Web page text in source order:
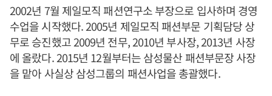
2002년 7월 제일모직 패션연구소 부장으로 입사하며 경영
수업을 시작했다. 2005년 제일모직 패션부문 기획담당 상
무로 승진했고 2009년 전무, 2010년 부사장, 2013년 사장
에 올랐다. 2015년 12월부터는 삼성물산 패션부문장 사장
을 맡아 사실상 삼성그룹의 패션사업을 총괄했다.